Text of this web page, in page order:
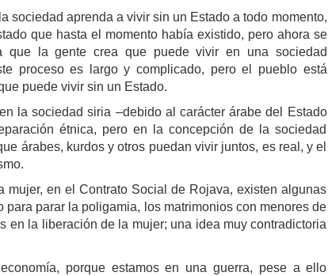
sociedad aprenda a vivir sin un Estado a todo momento,
que hasta el momento había existido, pero ahora se
que la gente crea que puede vivir en una sociedad
proceso es largo y complicado, pero el pueblo está
puede vivir sin un Estado.
la sociedad siria –debido al carácter árabe del Estado
étnica, pero en la concepción de la sociedad
árabes, kurdos y otros puedan vivir juntos, es real, y el
mujer, en el Contrato Social de Rojava, existen algunas
para parar la poligamia, los matrimonios con menores de
en la liberación de la mujer; una idea muy contradictoria
porque estamos en una guerra, pese a ello